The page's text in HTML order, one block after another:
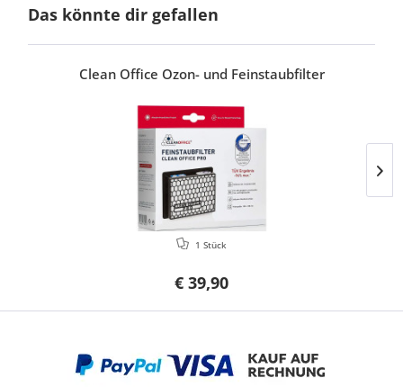
Das könnte dir gefallen
Clean Office Ozon- und Feinstaubfilter
€ 39,90
1 Stück